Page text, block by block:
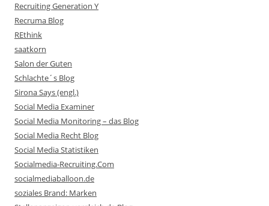
Recruiting Generation Y
Recruma Blog
REthink
saatkorn
Salon der Guten
Schlachte´s Blog
Sirona Says (engl.)
Social Media Examiner
Social Media Monitoring – das Blog
Social Media Recht Blog
Social Media Statistiken
Socialmedia-Recruiting.Com
socialmediaballoon.de
soziales Brand: Marken